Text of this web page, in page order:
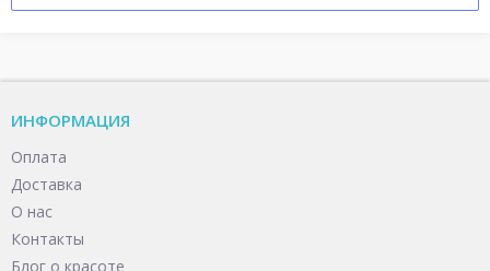
ИНФОРМАЦИЯ
Оплата
Доставка
О нас
Контакты
Блог о красоте